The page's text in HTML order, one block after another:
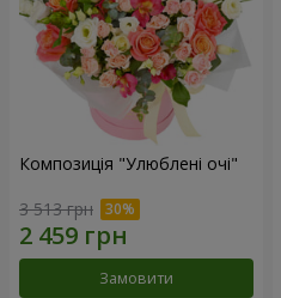
Композиція "Улюблені очі"
3 513 грн
Замовити